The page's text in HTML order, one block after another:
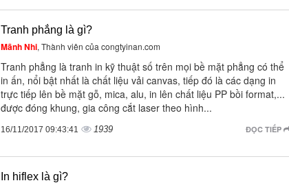
Tranh phẳng là gì?
Mãnh Nhi, Thành viên của congtyinan.com
Tranh phẳng là tranh in kỹ thuật số trên mọi bề mặt phẳng có thể
in ấn, nổi bật nhất là chất liệu vải canvas, tiếp đó là các dạng in
trực tiếp lên bề mặt gỗ, mica, alu, in lên chất liệu PP bồi format,...
được đóng khung, gia công cắt laser theo hình...
ĐỌC TIẾP
16/11/2017 09:43:41 1939
In hiflex là gì?